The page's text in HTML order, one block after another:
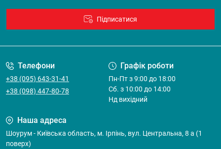
Підписатися
Телефони
+38 (095) 643-31-41
+38 (098) 447-80-78
Графік роботи
Пн-Пт з 9:00 до 18:00
Cб. з 10:00 до 14:00
Нд вихідний
Наша адреса
Шоурум - Київська область, м. Ірпінь, вул. Центральна, 8 а (1
поверх)